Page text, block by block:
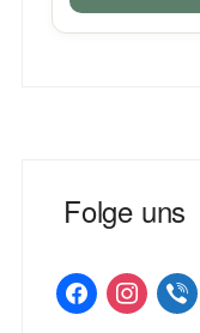
Folge uns
facebookinstagramviber